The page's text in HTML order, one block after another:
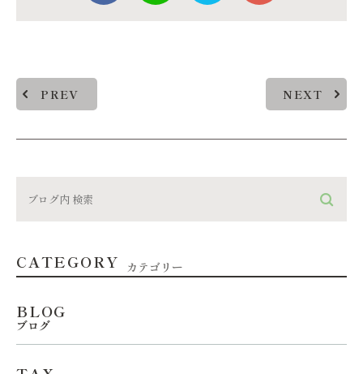
PREV NEXT
CATEGORY カテゴリー
BLOG
ブログ